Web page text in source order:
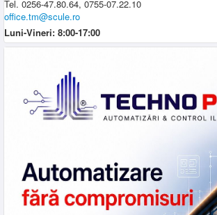
Tel. 0256-47.80.64, 0755-07.22.10
office.tm@scule.ro
Luni-Vineri: 8:00-17:00